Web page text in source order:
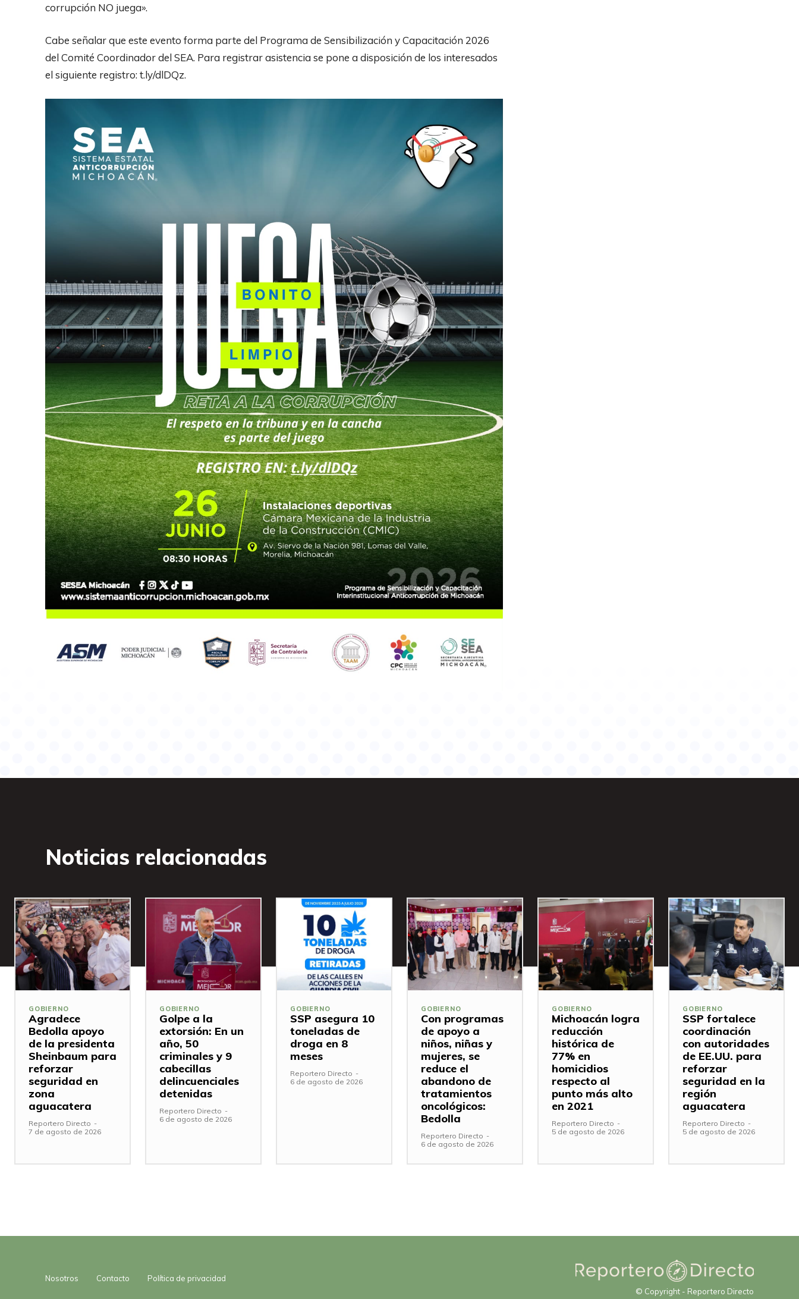
corrupción NO juega».
Cabe señalar que este evento forma parte del Programa de Sensibilización y Capacitación 2026
del Comité Coordinador del SEA. Para registrar asistencia se pone a disposición de los interesados
el siguiente registro: t.ly/dlDQz.
Noticias relacionadas
GOBIERNO
Agradece
Bedolla apoyo
de la presidenta
Sheinbaum para
reforzar
seguridad en
zona
aguacatera
Reportero Directo -
7 de agosto de 2026
GOBIERNO
Golpe a la
extorsión: En un
año, 50
criminales y 9
cabecillas
delincuenciales
detenidas
Reportero Directo -
6 de agosto de 2026
GOBIERNO
SSP asegura 10
toneladas de
droga en 8
meses
Reportero Directo -
6 de agosto de 2026
GOBIERNO
Con programas
de apoyo a
niños, niñas y
mujeres, se
reduce el
abandono de
tratamientos
oncológicos:
Bedolla
Reportero Directo -
6 de agosto de 2026
GOBIERNO
Michoacán logra
reducción
histórica de
77% en
homicidios
respecto al
punto más alto
en 2021
Reportero Directo -
5 de agosto de 2026
GOBIERNO
SSP fortalece
coordinación
con autoridades
de EE.UU. para
reforzar
seguridad en la
región
aguacatera
Reportero Directo -
5 de agosto de 2026
Nosotros Contacto
Política de privacidad
© Copyright - Reportero Directo